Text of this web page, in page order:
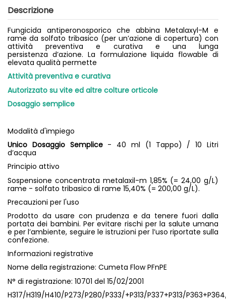
Descrizione
Fungicida antiperonosporico che abbina Metalaxyl-M e
rame da solfato tribasico (per un’azione di copertura) con
attività preventiva e curativa e una lunga
persistenza d’azione. La formulazione liquida flowable di
elevata qualità permette
Attività preventiva e curativa
Autorizzato su vite ed altre colture orticole
Dosaggio semplice
Modalità d'impiego
Unico Dosaggio Semplice - 40 ml (1 Tappo) / 10 Litri
d’acqua
Principio attivo
Sospensione concentrata metalaxil-m 1,85% (= 24,00 g/L)
rame - solfato tribasico di rame 15,40% (= 200,00 g/L).
Precauzioni per l'uso
Prodotto da usare con prudenza e da tenere fuori dalla
portata dei bambini. Per evitare rischi per la salute umana
e per l’ambiente, seguire le istruzioni per l’uso riportate sulla
confezione.
Informazioni registrative
Nome della registrazione: Cumeta Flow PFnPE
N° di registrazione: 10701 del 15/02/2001
H317/H319/H410/P273/P280/P333/+P313/P337+P313/